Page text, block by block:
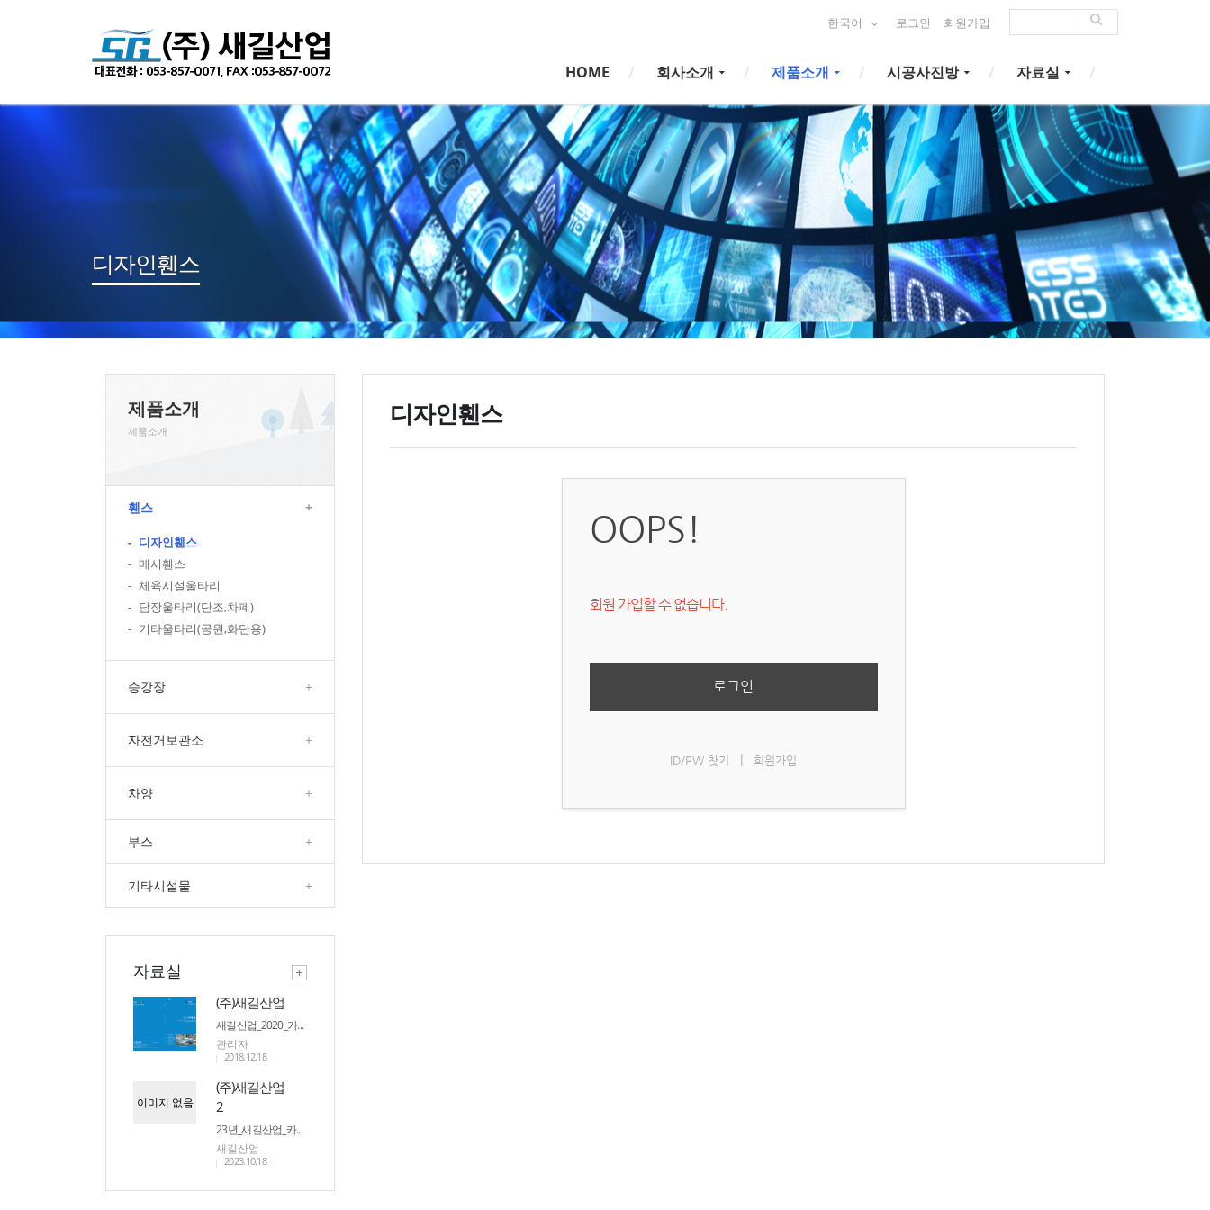
한국어 로그인 회원가입
HOME 회사소개 제품소개 시공사진방 자료실
디자인휀스
제품소개
제품소개
휀스 +
- 디자인휀스
- 메시휀스
- 체육시설울타리
- 담장울타리(단조,차폐)
- 기타울타리(공원,화단용)
승강장 +
자전거보관소 +
차양 +
부스 +
기타시설물 +
자료실
(주)새길산업
새길산업_2020_카...
관리자
2018.12.18
이미지 없음
(주)새길산업
2
23년_새길산업_카...
새길산업
2023.10.18
디자인휀스
OOPS!
회원 가입할 수 없습니다.
로그인
ID/PW 찾기 회원가입